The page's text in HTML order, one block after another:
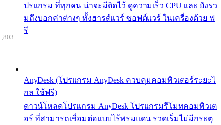
ปรแกรม ที่ทุกคน น่าจะมีติดไว้ ดูความเร็ว CPU และ ยังรว
มถึงบอกค่าต่างๆ ทั้งฮารด์แวร์ ซอฟต์แวร์ ในเครื่องด้วย ฟ
รี
AnyDesk (โปรแกรม AnyDesk ควบคุมคอมพิวเตอร์ระยะไ
กล ใช้ฟรี)
ดาวน์โหลดโปรแกรม AnyDesk โปรแกรมรีโมทคอมพิวเต
อร์ ที่สามารถเชื่อมต่อแบบไร้พรมแดน รวดเร็มไม่มีกระตุ